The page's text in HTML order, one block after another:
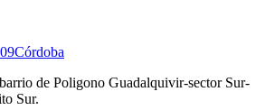
Córdoba
de Poligono Guadalquivir-sector Sur-
Sur.